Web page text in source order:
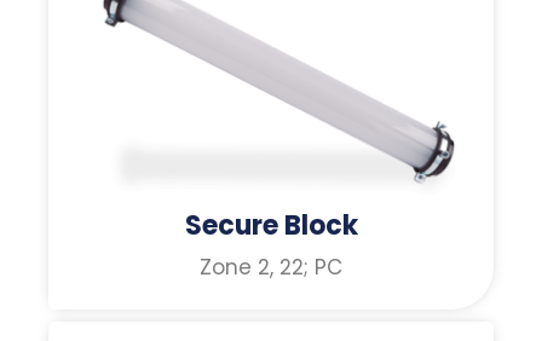
Secure Block
Zone 2, 22; PC